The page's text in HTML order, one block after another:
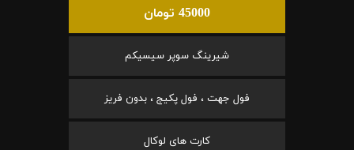
45000 تومان
شیرینگ سوپر سیسیکم
فول جهت ، فول پکیج ، بدون فریز
کارت های لوکال